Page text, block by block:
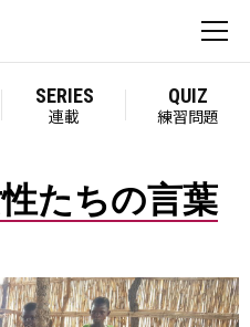
SERIES
連載
QUIZ
練習問題
たちの言葉